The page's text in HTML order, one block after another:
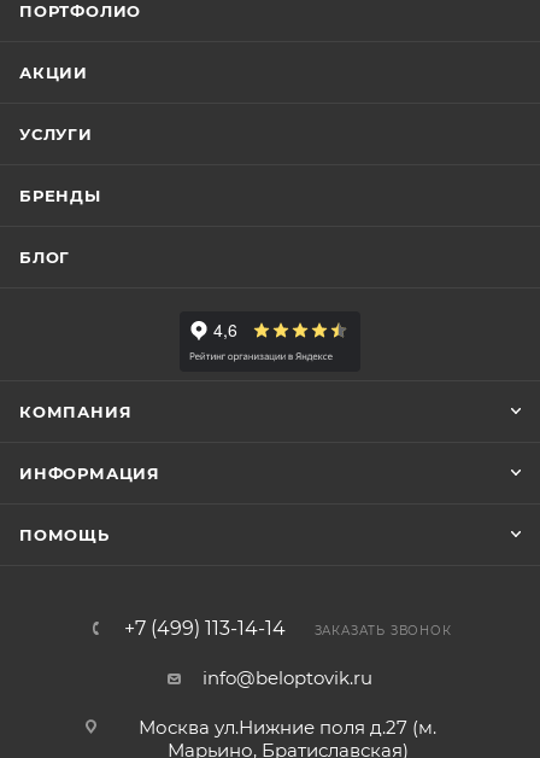
ПОРТФОЛИО
АКЦИИ
УСЛУГИ
БРЕНДЫ
БЛОГ
КОМПАНИЯ
ИНФОРМАЦИЯ
ПОМОЩЬ
+7 (499) 113-14-14 ЗАКАЗАТЬ ЗВОНОК
info@beloptovik.ru
Москва ул.Нижние поля д.27 (м.
Марьино, Братиславская)